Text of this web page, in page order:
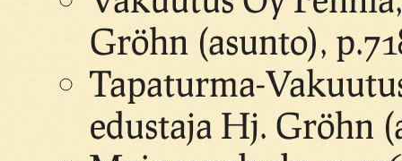
Gröhn (asunto),
Tapaturma-
edustaja Hj. Gröhn